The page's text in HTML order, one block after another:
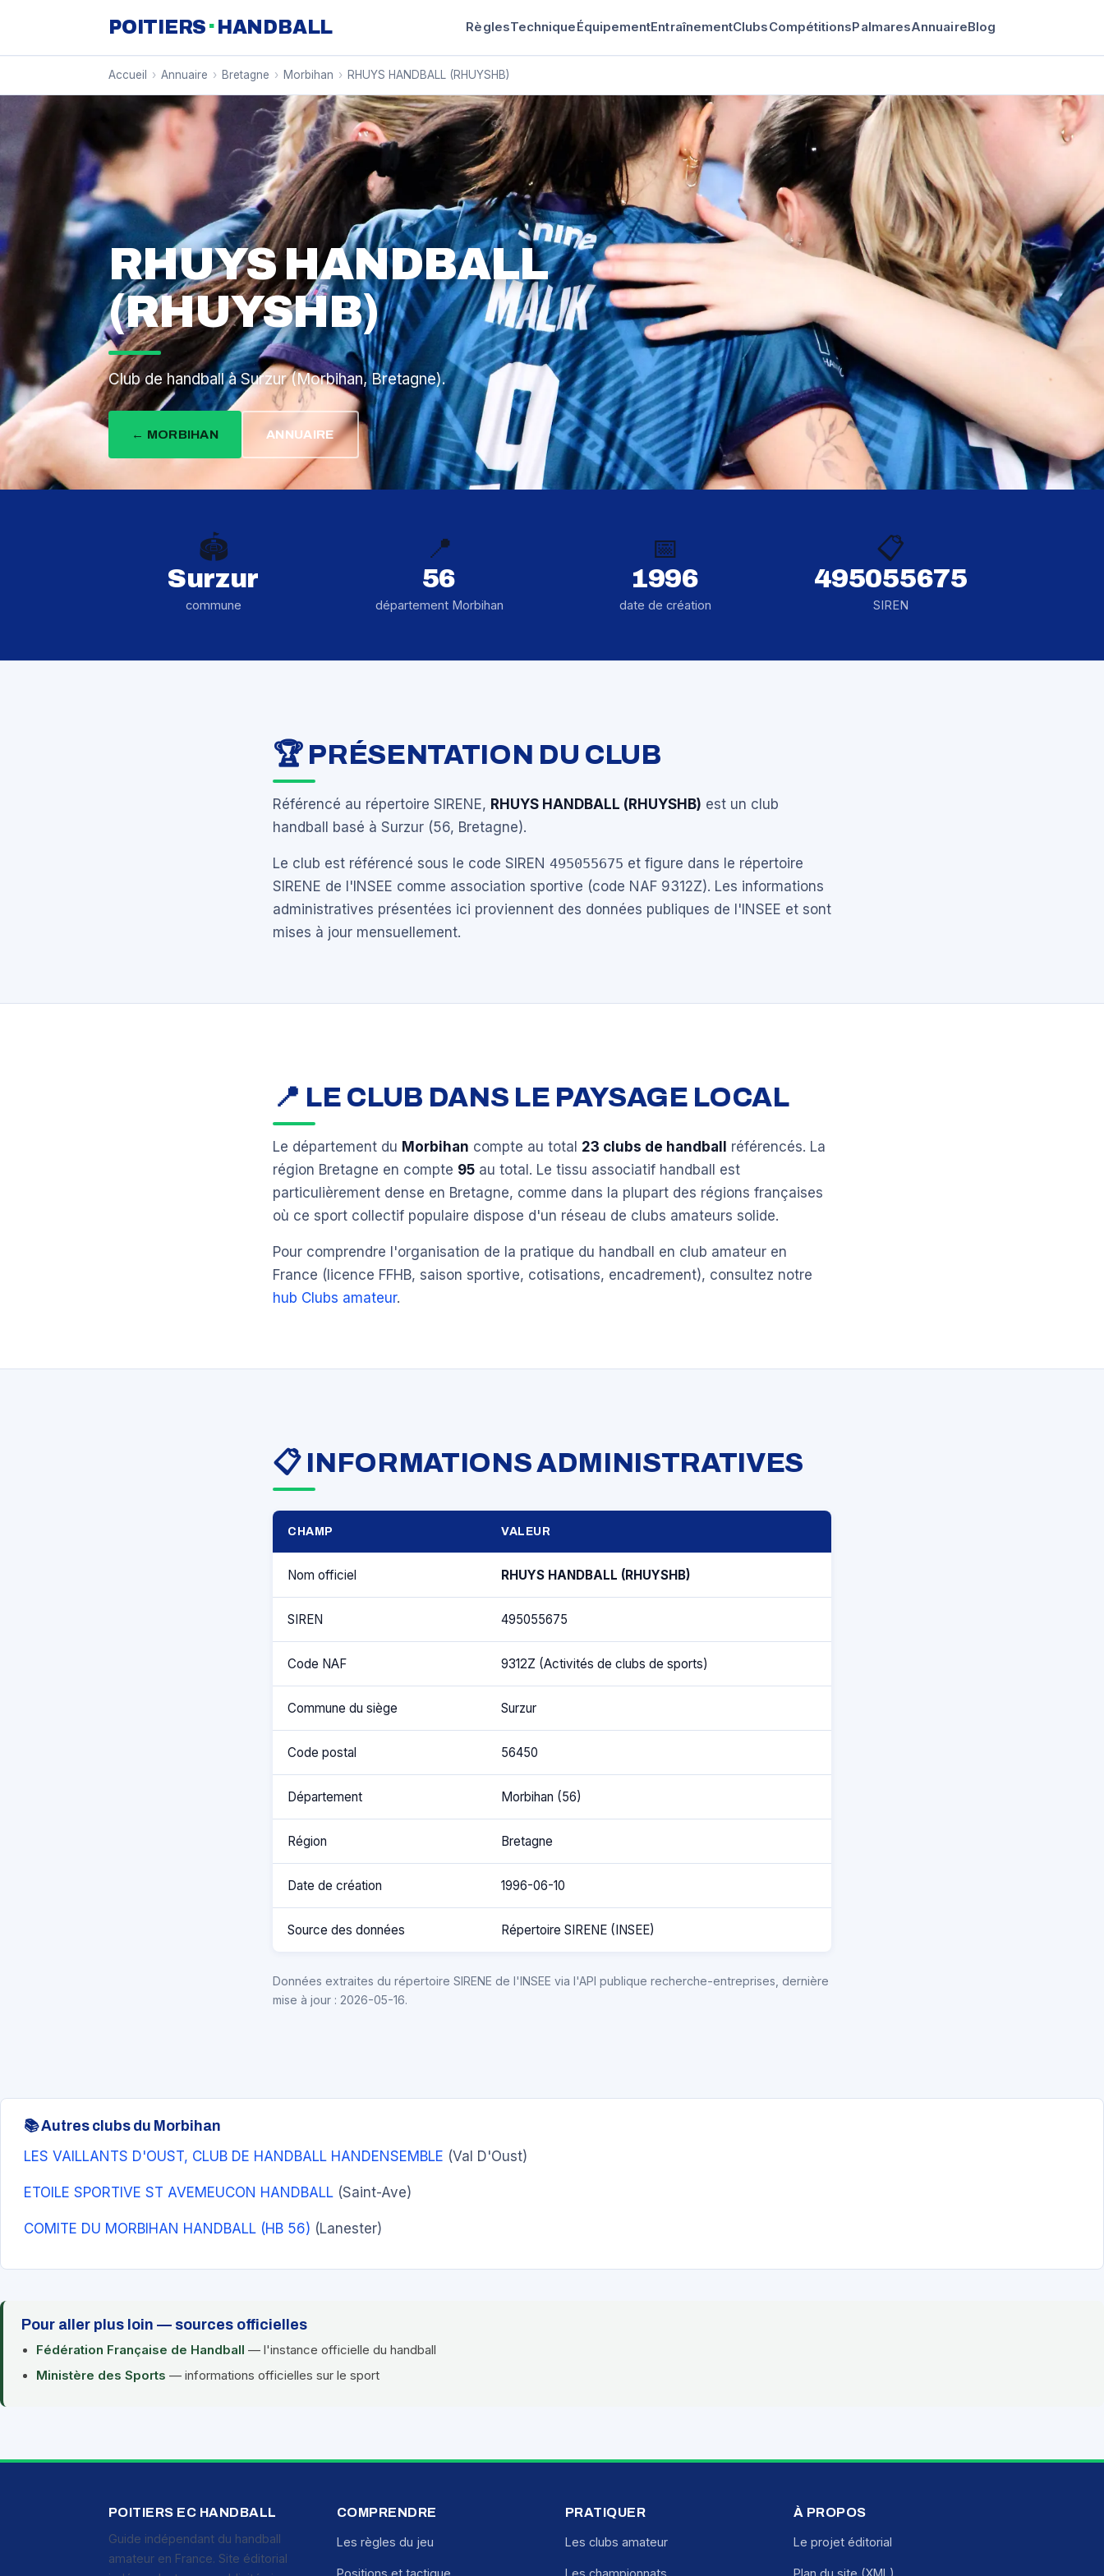
POITIERS · HANDBALL RèglesTechniqueÉquipementEntraînementClubsCompétitionsPalmaresAnnuaireBlog
Accueil › Annuaire › Bretagne › Morbihan › RHUYS HANDBALL (RHUYSHB)
RHUYS HANDBALL
(RHUYSHB)
Club de handball à Surzur (Morbihan, Bretagne).
← MORBIHAN ANNUAIRE
🏟️
Surzur
commune
📍
56
département Morbihan
📅
1996
date de création
📋
495055675
SIREN
🏆 PRÉSENTATION DU CLUB
Référencé au répertoire SIRENE, RHUYS HANDBALL (RHUYSHB) est un club
handball basé à Surzur (56, Bretagne).
Le club est référencé sous le code SIREN 495055675 et figure dans le répertoire
SIRENE de l'INSEE comme association sportive (code NAF 9312Z). Les informations
administratives présentées ici proviennent des données publiques de l'INSEE et sont
mises à jour mensuellement.
📍 LE CLUB DANS LE PAYSAGE LOCAL
Le département du Morbihan compte au total 23 clubs de handball
référencés. La
région Bretagne en compte 95 au total. Le tissu associatif handball est
particulièrement dense en Bretagne, comme dans la plupart des régions françaises
où ce sport collectif populaire dispose d'un réseau de clubs amateurs solide.
Pour comprendre l'organisation de la pratique du handball en club amateur en
France (licence FFHB, saison sportive, cotisations, encadrement), consultez notre
hub Clubs amateur.
📋 INFORMATIONS ADMINISTRATIVES
CHAMP VALEUR
Nom officiel RHUYS HANDBALL (RHUYSHB)
SIREN 495055675
Code NAF 9312Z (Activités de clubs de sports)
Commune du siège Surzur
Code postal 56450
Département Morbihan (56)
Région Bretagne
Date de création 1996-06-10
Source des données Répertoire SIRENE (INSEE)
Données extraites du répertoire SIRENE de l'INSEE via l'API publique recherche-entreprises, dernière
mise à jour : 2026-05-16.
📚 Autres clubs du Morbihan
LES VAILLANTS D'OUST, CLUB DE HANDBALL HANDENSEMBLE (Val D'Oust)
ETOILE SPORTIVE ST AVEMEUCON HANDBALL (Saint-Ave)
COMITE DU MORBIHAN HANDBALL (HB 56) (Lanester)
Pour aller plus loin — sources officielles
Fédération Française de Handball — l'instance officielle du handball
Ministère des Sports — informations officielles sur le sport
POITIERS EC HANDBALL
Guide indépendant du handball
amateur en France. Site éditorial
COMPRENDRE
Les règles du jeu
PRATIQUER
Les clubs amateur
À PROPOS
Le projet éditorial